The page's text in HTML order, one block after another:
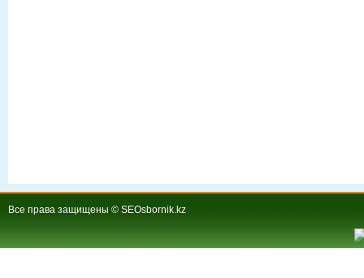
Все права защищены © SEOsbornik.kz